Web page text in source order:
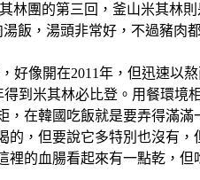
林團的第三回，釜山米其林則
飯，湯頭非常好，不過豬肉
好像開在2011年，但迅速以
到米其林必比登。用餐環境
，在韓國吃飯就是要弄得滿滿
的，但要說它多特別也沒有，
裡的血腸看起來有一點乾，但